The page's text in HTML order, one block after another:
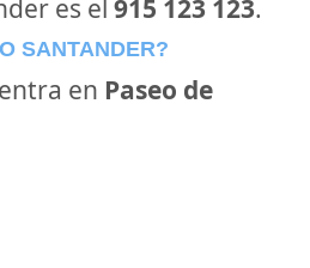
es el 915 123 123.
SANTANDER?
en Paseo de